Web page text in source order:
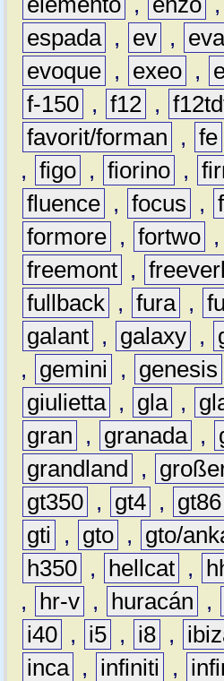
espada , ev ,
evoque , exeo ,
f-150 , f12 ,
favorit/forman
, fe
, figo , fiorino ,
fluence , focus ,
formore , fortwo ,
freemont ,
fullback , fura ,
galant , galaxy ,
,
gemini , genesis
giulietta , gla ,
gran
, granada ,
grandland
,
gt350 , gt4 , gt86
gti
, gto , gto/
h350 , hellcat ,
,
hr-v , huracán ,
i40 , i5 , i8 ,
inca , infiniti ,